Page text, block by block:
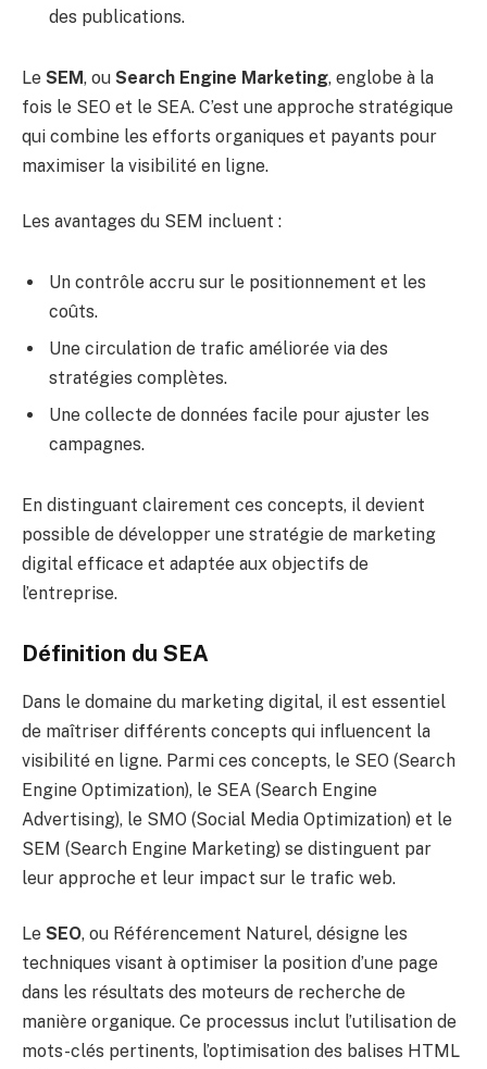
des publications.
Le SEM, ou Search Engine Marketing, englobe à la
fois le SEO et le SEA. C’est une approche stratégique
qui combine les efforts organiques et payants pour
maximiser la visibilité en ligne.
Les avantages du SEM incluent :
Un contrôle accru sur le positionnement et les
coûts.
Une circulation de trafic améliorée via des
stratégies complètes.
Une collecte de données facile pour ajuster les
campagnes.
En distinguant clairement ces concepts, il devient
possible de développer une stratégie de marketing
digital efficace et adaptée aux objectifs de
l’entreprise.
Définition du SEA
Dans le domaine du marketing digital, il est essentiel
de maîtriser différents concepts qui influencent la
visibilité en ligne. Parmi ces concepts, le SEO (Search
Engine Optimization), le SEA (Search Engine
Advertising), le SMO (Social Media Optimization) et le
SEM (Search Engine Marketing) se distinguent par
leur approche et leur impact sur le trafic web.
Le SEO, ou Référencement Naturel, désigne les
techniques visant à optimiser la position d’une page
dans les résultats des moteurs de recherche de
manière organique. Ce processus inclut l’utilisation de
mots-clés pertinents, l’optimisation des balises HTML